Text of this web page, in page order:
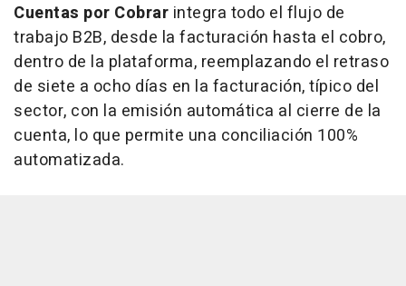
Cuentas por Cobrar integra todo el flujo de
trabajo B2B, desde la facturación hasta el cobro,
dentro de la plataforma, reemplazando el retraso
de siete a ocho días en la facturación, típico del
sector, con la emisión automática al cierre de la
cuenta, lo que permite una conciliación 100%
automatizada.